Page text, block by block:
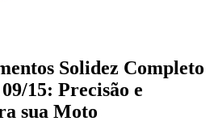
Solidez Completo
15: Precisão e
sua Moto